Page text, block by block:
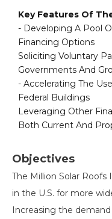
Key Features Of
- Developing A Pool
Financing Options
Soliciting Voluntary
Governments And
- Accelerating The
Federal Buildings
Leveraging Other
Both Current And
Objectives
The Million Solar
in the U.S. for more
Increasing the